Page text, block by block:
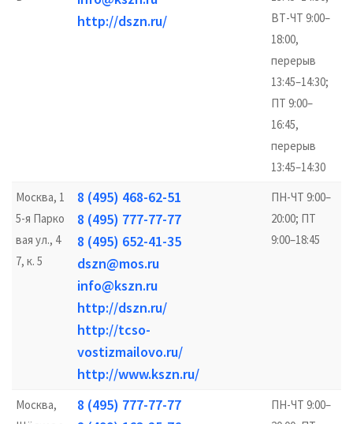
http://dszn.ru/
ВТ-ЧТ 9:00–
18:00,
перерыв
13:45–14:30;
ПТ 9:00–
16:45,
перерыв
13:45–14:30
Москва, 1
5-я Парко
вая ул., 4
7, к. 5
8 (495) 468-62-51
8 (495) 777-77-77
8 (495) 652-41-35
dszn@mos.ru
info@kszn.ru
http://dszn.ru/
http://tcso-
vostizmailovo.ru/
http://www.kszn.ru/
ПН-ЧТ 9:00–
20:00; ПТ
9:00–18:45
Москва,
8 (495) 777-77-77
ПН-ЧТ 9:00–